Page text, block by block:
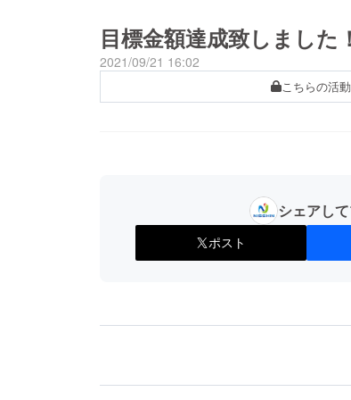
目標金額達成致しました！
2021/09/21 16:02
こちらの活
シェアし
ポスト